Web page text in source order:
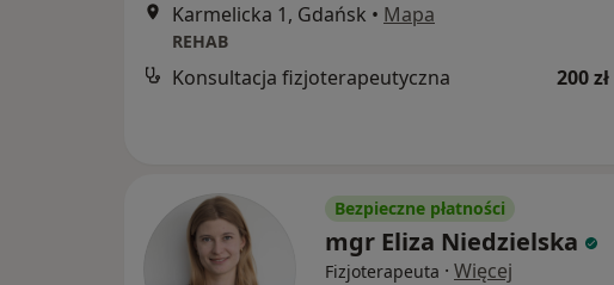
Karmelicka 1, Gdańsk • Mapa
REHAB
Konsultacja fizjoterapeutyczna 200 zł
Bezpieczne płatności
mgr Eliza Niedzielska
Fizjoterapeuta · Więcej